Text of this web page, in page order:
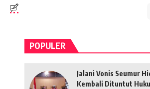
POPULER
Jalani Vonis Seumur
Kembali Dituntut